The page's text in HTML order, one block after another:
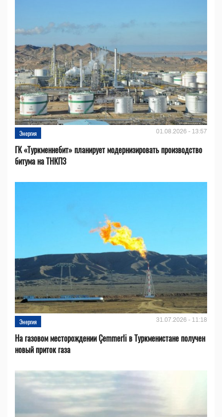
Энергия 01.08.2026 - 13:57
ГК «Туркменнебит» планирует модернизировать производство
битума на ТНКПЗ
Энергия 31.07.2026 - 11:18
На газовом месторождении Çemmerli в Туркменистане получен
новый приток газа